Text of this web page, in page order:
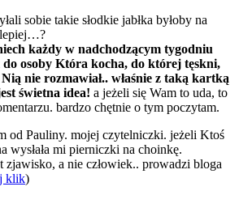
sobie takie słodkie jabłka byłoby na
lepiej…?
każdy w nadchodzącym tygodniu
osoby Która kocha, do której tęskni,
nie rozmawiał.. właśnie z taką kartką
świetna idea! a jeżeli się Wam to uda, to
bardzo chętnie o tym poczytam.
od Pauliny. mojej czytelniczki. jeżeli Ktoś
wysłała mi pierniczki na choinkę.
zjawisko, a nie człowiek.. prowadzi bloga
klik)